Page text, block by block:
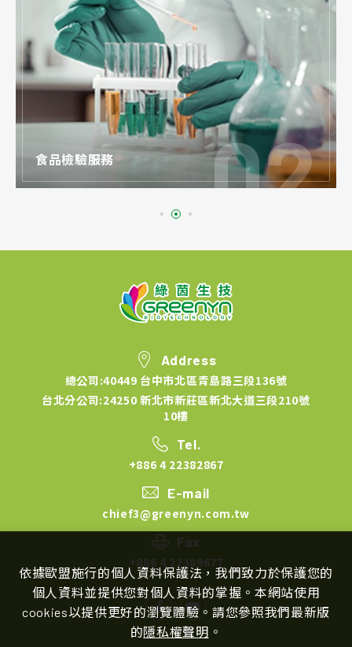
食品檢驗服務
Address
總公司:40449 台中市北區青島路三段136號
台北分公司:24250 新北市新莊區新北大道三段210號
10樓
Tel.
+886 4 22382867
E-mail
chief3@greenyn.com.tw
Fax
+886 4 22389677
依據歐盟施行的個人資料保護法，我們致力於保護您的
個人資料並提供您對個人資料的掌握。本網站使用
cookies以提供更好的瀏覽體驗。請您參照我們最新版
的隱私權聲明 。